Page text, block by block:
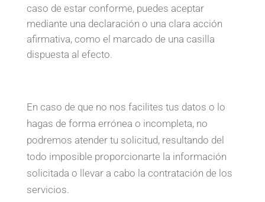
caso de estar conforme, puedes aceptar
mediante una declaración o una clara acción
afirmativa, como el marcado de una casilla
dispuesta al efecto.
En caso de que no nos facilites tus datos o lo
hagas de forma errónea o incompleta, no
podremos atender tu solicitud, resultando del
todo imposible proporcionarte la información
solicitada o llevar a cabo la contratación de los
servicios.